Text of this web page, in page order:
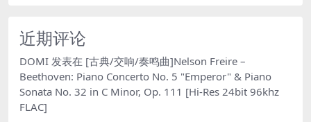
近期评论
DOMI 发表在 [古典/交响/奏鸣曲]Nelson Freire –
Beethoven: Piano Concerto No. 5 "Emperor" & Piano
Sonata No. 32 in C Minor, Op. 111 [Hi-Res 24bit 96khz
FLAC]